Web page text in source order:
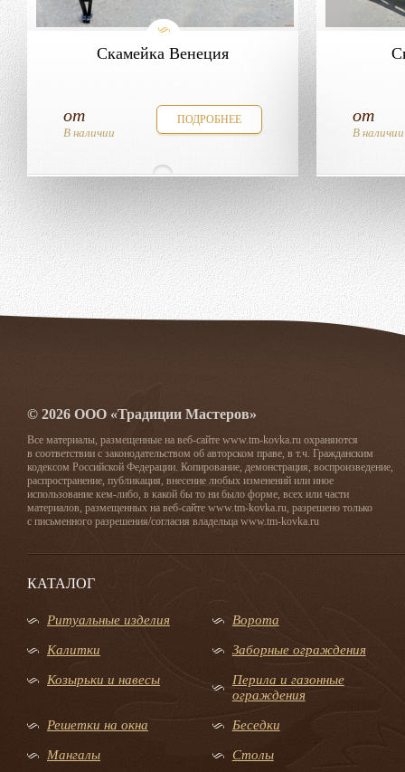
Скамейка Венеция
от
В наличии
ПОДРОБНЕЕ от
В наличии
© 2026 ООО «Традиции Мастеров»
Все материалы, размещенные на веб-сайте www.tm-kovka.ru охраняются
в соответствии с законодательством об авторском праве, в т.ч. Гражданским
кодексом Российской Федерации. Копирование, демонстрация, воспроизведение,
распространение, публикация, внесение любых изменений или иное
использование кем-либо, в какой бы то ни было форме, всех или части
материалов, размещенных на веб-сайте www.tm-kovka.ru, разрешено только
с письменного разрешения/согласия владельца www.tm-kovka.ru
КАТАЛОГ
Ритуальные изделия Ворота
Калитки Заборные ограждения
Козырьки и навесы
Перила и газонные
ограждения
Решетки на окна Беседки
Мангалы Столы